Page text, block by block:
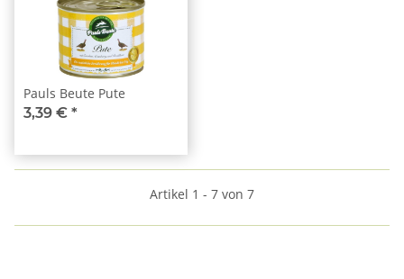
Pauls Beute Pute
3,39 € *
Artikel 1 - 7 von 7